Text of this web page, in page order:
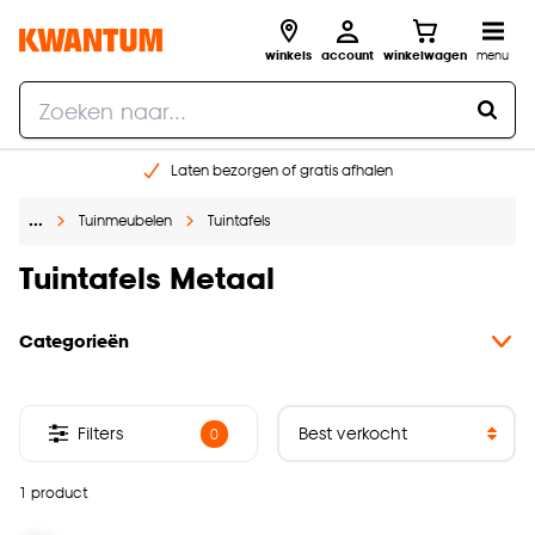
winkels account winkelwagen menu
Laten bezorgen of gratis afhalen
Gratis raam advies en opmeten aan huis
… Tuinmeubelen Tuintafels
Tuintafels Metaal
Categorieën
1 product
Filters 0